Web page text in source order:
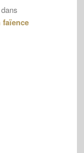
dans
faïence